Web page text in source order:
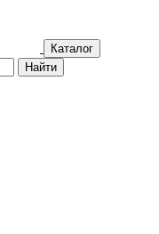
Каталог
Найти